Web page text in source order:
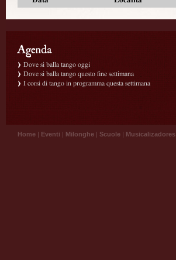
Dove si balla tango oggi
Dove si balla tango questo fine settimana
I corsi di tango in programma questa settimana
Home | Eventi | Milonghe | Scuole | Musicalizadores